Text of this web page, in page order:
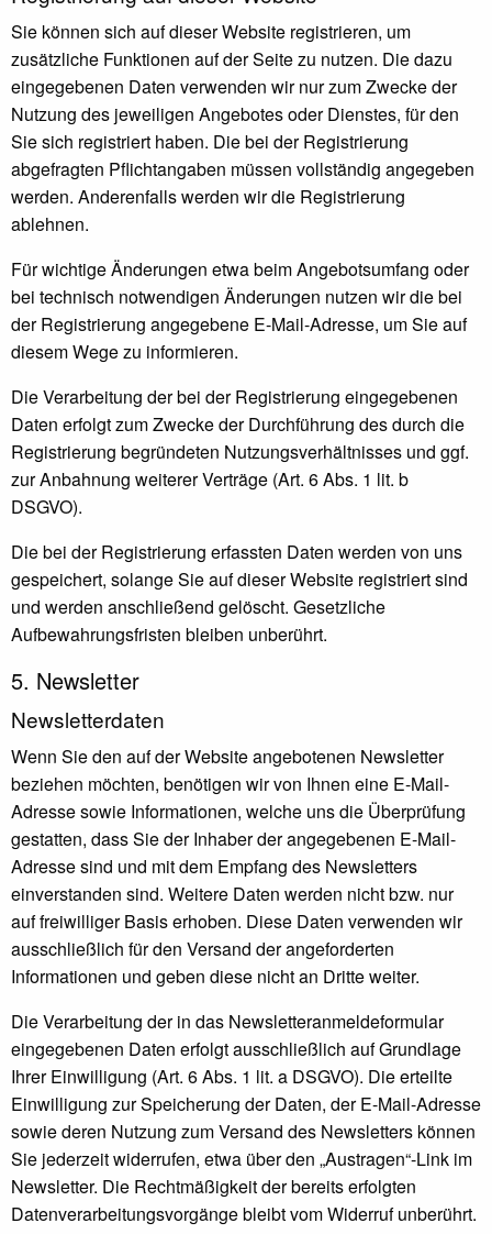
Sie können sich auf dieser Website registrieren, um
zusätzliche Funktionen auf der Seite zu nutzen. Die dazu
eingegebenen Daten verwenden wir nur zum Zwecke der
Nutzung des jeweiligen Angebotes oder Dienstes, für den
Sie sich registriert haben. Die bei der Registrierung
abgefragten Pflichtangaben müssen vollständig angegeben
werden. Anderenfalls werden wir die Registrierung
ablehnen.
Für wichtige Änderungen etwa beim Angebotsumfang oder
bei technisch notwendigen Änderungen nutzen wir die bei
der Registrierung angegebene E-Mail-Adresse, um Sie auf
diesem Wege zu informieren.
Die Verarbeitung der bei der Registrierung eingegebenen
Daten erfolgt zum Zwecke der Durchführung des durch die
Registrierung begründeten Nutzungsverhältnisses und ggf.
zur Anbahnung weiterer Verträge (Art. 6 Abs. 1 lit. b
DSGVO).
Die bei der Registrierung erfassten Daten werden von uns
gespeichert, solange Sie auf dieser Website registriert sind
und werden anschließend gelöscht. Gesetzliche
Aufbewahrungsfristen bleiben unberührt.
5. Newsletter
Newsletter­daten
Wenn Sie den auf der Website angebotenen Newsletter
beziehen möchten, benötigen wir von Ihnen eine E-Mail-
Adresse sowie Informationen, welche uns die Überprüfung
gestatten, dass Sie der Inhaber der angegebenen E-Mail-
Adresse sind und mit dem Empfang des Newsletters
einverstanden sind. Weitere Daten werden nicht bzw. nur
auf freiwilliger Basis erhoben. Diese Daten verwenden wir
ausschließlich für den Versand der angeforderten
Informationen und geben diese nicht an Dritte weiter.
Die Verarbeitung der in das Newsletteranmeldeformular
eingegebenen Daten erfolgt ausschließlich auf Grundlage
Ihrer Einwilligung (Art. 6 Abs. 1 lit. a DSGVO). Die erteilte
Einwilligung zur Speicherung der Daten, der E-Mail-Adresse
sowie deren Nutzung zum Versand des Newsletters können
Sie jederzeit widerrufen, etwa über den „Austragen“-Link im
Newsletter. Die Rechtmäßigkeit der bereits erfolgten
Datenverarbeitungsvorgänge bleibt vom Widerruf unberührt.